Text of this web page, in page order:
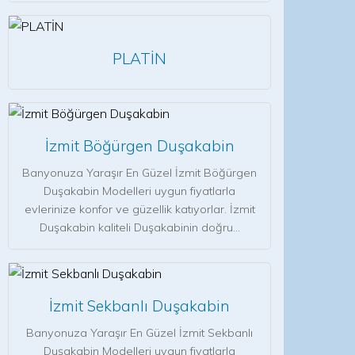
PLATİN
İzmit Böğürgen Duşakabin
Banyonuza Yaraşır En Güzel İzmit Böğürgen
Duşakabin Modelleri uygun fiyatlarla
evlerinize konfor ve güzellik katıyorlar. İzmit
Duşakabin kaliteli Duşakabinin doğru…
İzmit Sekbanlı Duşakabin
Banyonuza Yaraşır En Güzel İzmit Sekbanlı
Duşakabin Modelleri uygun fiyatlarla